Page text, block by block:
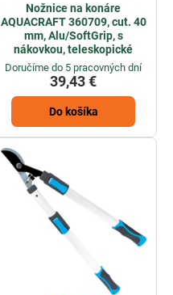
Nožnice na konáre
AQUACRAFT 360709, cut. 40
mm, Alu/SoftGrip, s
nákovkou, teleskopické
Doručíme do 5 pracovných dní
39,43 €
Do košíka